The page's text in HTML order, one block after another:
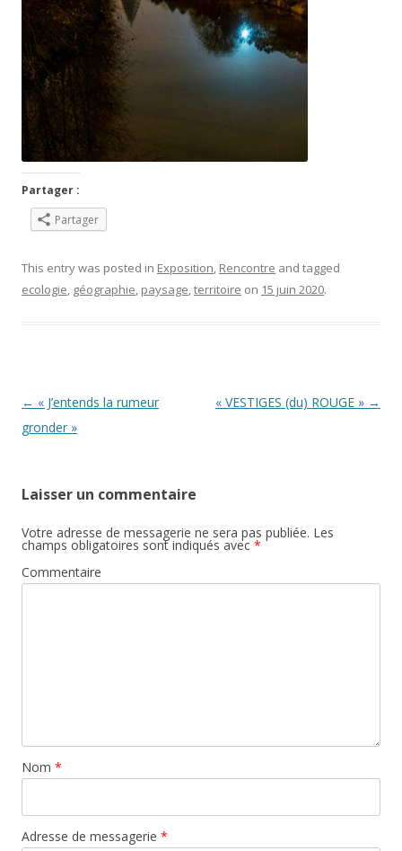
Partager :
Partager
This entry was posted in Exposition, Rencontre and tagged
ecologie, géographie, paysage,territoire on 15 juin 2020.
Post navigation
← « J’entends la rumeur
gronder »
« VESTIGES (du) ROUGE » →
Laisser un commentaire
Votre adresse de messagerie ne sera pas publiée. Les
champs obligatoires sont indiqués avec *
Commentaire
Nom *
Adresse de messagerie *